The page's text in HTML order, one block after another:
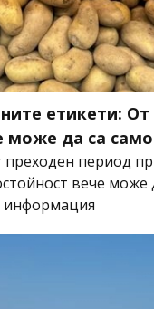
етикети:
може да са
период
вече може
информация